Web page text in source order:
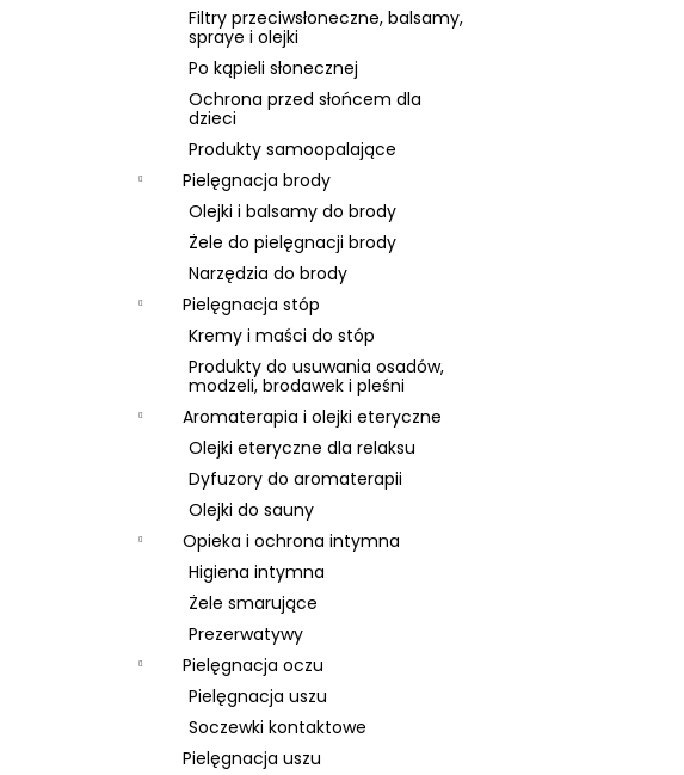
Filtry przeciwsłoneczne, balsamy,
spraye i olejki
Po kąpieli słonecznej
Ochrona przed słońcem dla
dzieci
Produkty samoopalające
Pielęgnacja brody
Olejki i balsamy do brody
Żele do pielęgnacji brody
Narzędzia do brody
Pielęgnacja stóp
Kremy i maści do stóp
Produkty do usuwania osadów,
modzeli, brodawek i pleśni
Aromaterapia i olejki eteryczne
Olejki eteryczne dla relaksu
Dyfuzory do aromaterapii
Olejki do sauny
Opieka i ochrona intymna
Higiena intymna
Żele smarujące
Prezerwatywy
Pielęgnacja oczu
Pielęgnacja uszu
Soczewki kontaktowe
Pielęgnacja uszu